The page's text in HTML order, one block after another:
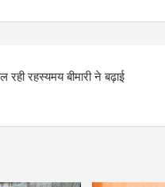
ke
n
ar
रहस्यमय बीमारी ने बढ़ाई